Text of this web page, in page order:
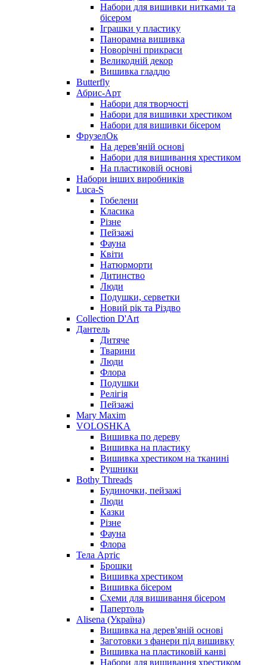
Набори для вишивки нитками та
бісером
Іграшки у пластику
Панорамна вишивка
Новорічні прикраси
Великодній декор
Вишивка гладдю
Butterfly
Абрис-Арт
Набори для творчості
Набори для вишивки хрестиком
Набори для вишивки бісером
ФрузелОк
На дерев'яній основі
Набори для вишивання хрестиком
На пластиковій основі
Набори інших виробників
Luca-S
Гобелени
Класика
Різне
Пейзажі
Фауна
Квіти
Натюрморти
Дитинство
Люди
Подушки, серветки
Новий рік та Різдво
Collection D'Art
Дантель
Дитяче
Тварини
Люди
Флора
Подушки
Релігія
Пейзажі
Mary Maxim
VOLOSHKA
Вишивка по дереву
Вишивка на пластику
Вишивка хрестиком на тканині
Рушники
Bothy Threads
Будиночки, пейзажі
Люди
Казки
Різне
Фауна
Флора
Тела Артіс
Брошки
Вишивка хрестиком
Вишивка бісером
Схеми для вишивання бісером
Папертоль
Alisena (Україна)
Вишивка на дерев'яній основі
Заготовки з фанери під вишивку
Вишивка на пластиковій канві
Набори для вишивання хрестиком